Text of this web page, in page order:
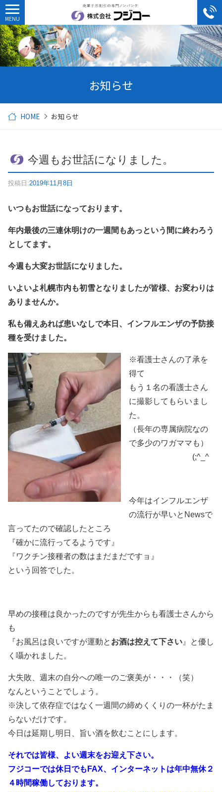
お知らせ
HOME お知らせ
今週もお世話になりました。
投稿日:2019年11月8日
いつもお世話になっております。
年内最後の三連休明けの一週間もあっという間に終わろう
としてます。
今週も大変お世話になりました。
いよいよ札幌市内も初雪となりましたが皆様、お変わりは
ありませんか。
私も備えあれば患いなしで本日、インフルエンザの予防接
種を受けました。
※看護士さんの了承を
得て
もう１名の看護士さん
に撮影してもらいまし
た。
（長年の専属病院なの
で多少のワガママも）
(;^_^
今年はインフルエンザ
の流行が早いとNewsで
言ってたので確認したところ
『確かに流行ってるようです』
『ワクチン接種者の数はまだまだですョ』
という回答でした。
早めの接種は良かったのですが先生からも看護士さんから
も
『お風呂は良いですが運動と お酒は控えて下さい 』と優し
く囁かれました。
大失敗、週末の自分への唯一のご褒美が・・・（笑）
なんということでしょう。
※決して依存症ではなく一週間の締めくくりの一杯がたま
らないだけです。
今日は延期し明日、旨い酒を飲むことにします。
それでは皆様、よい週末をお迎え下さい。
フジコーでは休日でもFAX、インターネットは年中無休２
４時間稼働しております。